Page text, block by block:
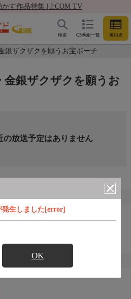
す作品特集 | J:COM TV
CS番組一覧 番組表
検索
銀ザクザクを願うお宝ポーチ
発生しました[error]
OK
金銀ザクザクを願うお
の放送予定はありません
組